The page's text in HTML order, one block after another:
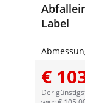
Label
€
Der